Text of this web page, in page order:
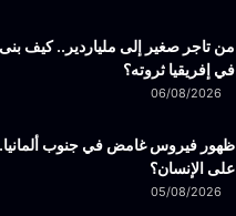
من تاجر صغير إلى ملياردير.. كيف
في إفريقيا ثروته؟
06/08/2026
ظهور فيروس غامض في جنوب
على الإنسان؟
05/08/2026